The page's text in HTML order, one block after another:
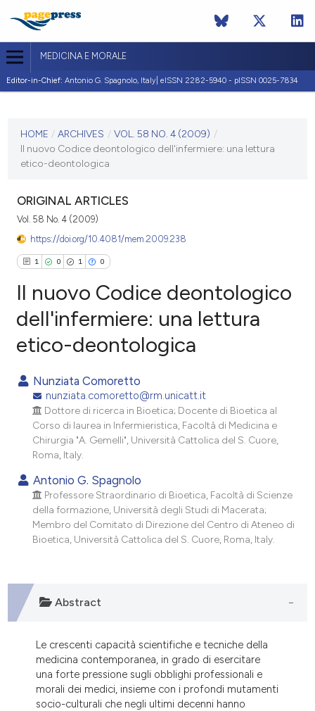
MEDICINA E MORALE
Editor-in-Chief: Antonio G. Spagnolo, Italy| eISSN 2282-5940 - pISSN 0025-7834
VOL. 58 NO. 4 (2009)
HOME / ARCHIVES / VOL. 58 NO. 4 (2009) /
Il nuovo Codice deontologico dell'infermiere: una lettura
etico-deontologica
ORIGINAL ARTICLES
Vol. 58 No. 4 (2009)
https://doi.org/10.4081/mem.2009.238
1 0 1 0
Citing Publications
Mentioning
Contrasting
how this article has been
scite.ai
shows how a scientific paper
been cited by providing the
describing whether
mentions, or contrasts
cited claim, and a label
in which section the
was made.
Il nuovo Codice deontologico
dell'infermiere: una lettura
etico-deontologica
Nunziata Comoretto
nunziata.comoretto@rm.unicatt.it
Dottore di ricerca in Bioetica; Docente di Bioetica al
Corso di laurea in Infermieristica, Facoltà di Medicina e
Chirurgia "A. Gemelli", Università Cattolica del S. Cuore,
Roma, Italy.
Antonio G. Spagnolo
Professore Straordinario di Bioetica, Facoltà di Scienze
della formazione, Università degli Studi di Macerata;
Membro del Comitato di Direzione del Centro di Ateneo di
Bioetica, Università Cattolica del S. Cuore, Roma, Italy.
Abstract
Le crescenti capacità scientifiche e tecniche della
medicina contemporanea, in grado di esercitare
una forte pressione sugli obblighi professionali e
morali dei medici, insieme con i profondi mutamenti
socio-culturali che negli ultimi decenni hanno